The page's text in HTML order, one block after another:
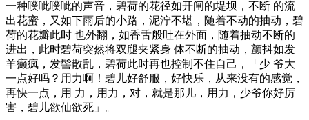
一种噗呲噗呲的声音，碧荷的花径如开闸的堤坝，不断 的流
出花蜜，又如下雨后的小路，泥泞不堪，随着不动的抽动，碧
荷的花瓣此时 也外翻，如香舌般吐在外面，随着抽动不断的
进出，此时碧荷突然将双腿夹紧身 体不断的抽动，颤抖如发
羊癫疯，发髻散乱，碧荷此时再也控制不住自己，「少 爷大
一点好吗？用力啊！碧儿好舒服，好快乐，从来没有的感觉，
再快一点，用 力，用力，对，就是那儿，用力，少爷你好厉
害，碧儿欲仙欲死」。